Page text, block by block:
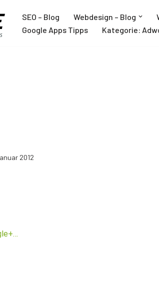
SEO – Blog Webdesign – Blog
Google Apps Tipps
Kategorie:
2012